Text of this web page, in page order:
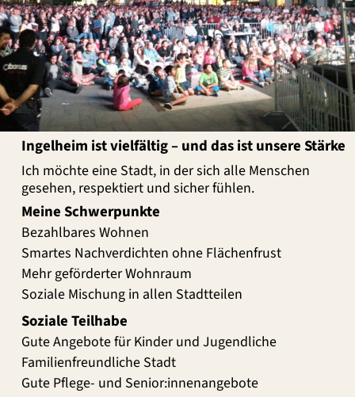
Ingelheim ist vielfältig – und das ist unsere Stärke
Ich möchte eine Stadt, in der sich alle Menschen
gesehen, respektiert und sicher fühlen.
Meine Schwerpunkte
Bezahlbares Wohnen
Smartes Nachverdichten ohne Flächenfrust
Mehr geförderter Wohnraum
Soziale Mischung in allen Stadtteilen
Soziale Teilhabe
Gute Angebote für Kinder und Jugendliche
Familienfreundliche Stadt
Gute Pflege- und Senior:innenangebote